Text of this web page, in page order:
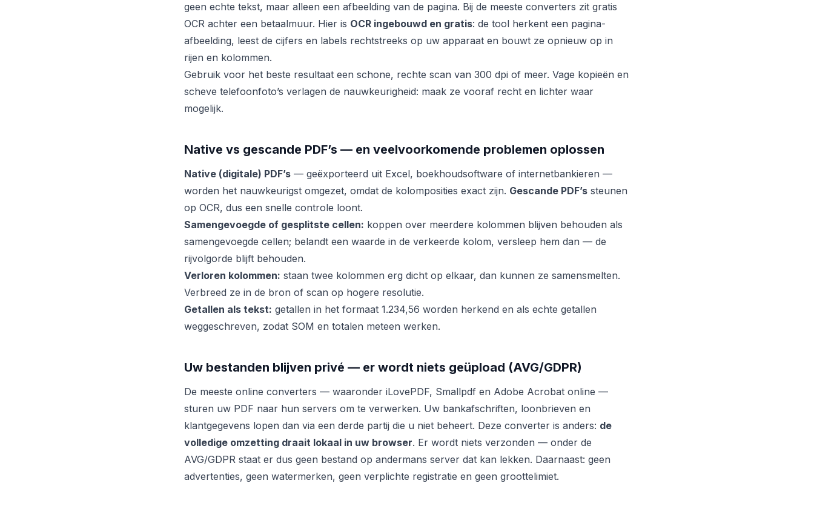
geen echte tekst, maar alleen een afbeelding van de pagina. Bij de meeste converters zit gratis
OCR achter een betaalmuur. Hier is OCR ingebouwd en gratis: de tool herkent een pagina-
afbeelding, leest de cijfers en labels rechtstreeks op uw apparaat en bouwt ze opnieuw op in
rijen en kolommen.
Gebruik voor het beste resultaat een schone, rechte scan van 300 dpi of meer. Vage kopieën en
scheve telefoonfoto’s verlagen de nauwkeurigheid: maak ze vooraf recht en lichter waar
mogelijk.
Native vs gescande PDF’s — en veelvoorkomende problemen oplossen
Native (digitale) PDF’s — geëxporteerd uit Excel, boekhoudsoftware of internetbankieren —
worden het nauwkeurigst omgezet, omdat de kolomposities exact zijn. Gescande PDF’s steunen
op OCR, dus een snelle controle loont.
Samengevoegde of gesplitste cellen: koppen over meerdere kolommen blijven behouden als
samengevoegde cellen; belandt een waarde in de verkeerde kolom, versleep hem dan — de
rijvolgorde blijft behouden.
Verloren kolommen: staan twee kolommen erg dicht op elkaar, dan kunnen ze samensmelten.
Verbreed ze in de bron of scan op hogere resolutie.
Getallen als tekst: getallen in het formaat 1.234,56 worden herkend en als echte getallen
weggeschreven, zodat SOM en totalen meteen werken.
Uw bestanden blijven privé — er wordt niets geüpload (AVG/GDPR)
De meeste online converters — waaronder iLovePDF, Smallpdf en Adobe Acrobat online —
sturen uw PDF naar hun servers om te verwerken. Uw bankafschriften, loonbrieven en
klantgegevens lopen dan via een derde partij die u niet beheert. Deze converter is anders: de
volledige omzetting draait lokaal in uw browser. Er wordt niets verzonden — onder de
AVG/GDPR staat er dus geen bestand op andermans server dat kan lekken. Daarnaast: geen
advertenties, geen watermerken, geen verplichte registratie en geen groottelimiet.